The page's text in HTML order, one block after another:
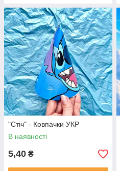
"Стіч" - Ковпачки УКР
В наявності
5,40 ₴